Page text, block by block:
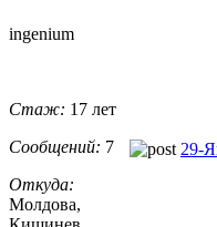
ingenium
Стаж: 17 лет
Сообщений: 7
Откуда:
Молдова,
29-